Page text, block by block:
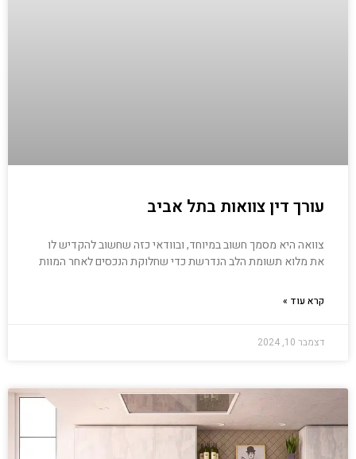
עורך דין צוואות בתל אביב
צוואה היא מסמך חשוב במיוחד, ובוודאי כזה שחשוב להקדיש לו
את מלוא תשומת הלב הנדרשת כדי שחלוקת הנכסים לאחר המוות
קרא עוד »
דצמבר 10, 2024